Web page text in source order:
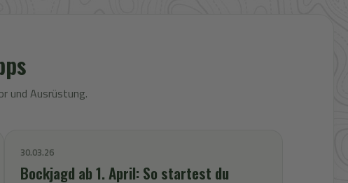
und Ausrüstung.
30.03.26
Bockjagd ab 1. April: So startest du